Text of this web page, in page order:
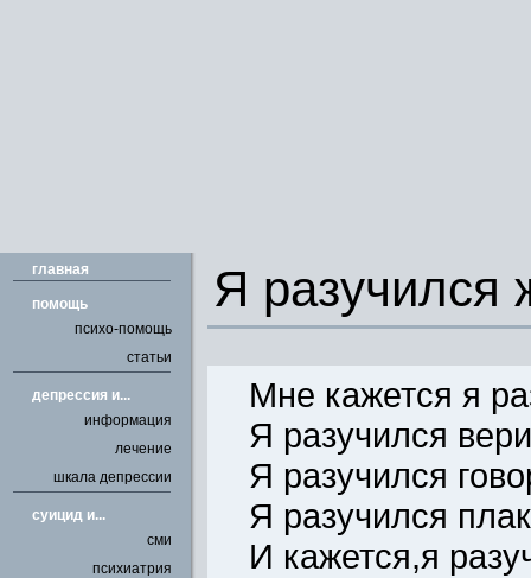
главная
помощь
психо-помощь
статьи
депрессия и...
информация
лечение
шкала депрессии
cуицид и...
сми
психиатрия
Я разучился
Мне кажется я
Я разучился
Я разучился
Я разучился
И кажется,я